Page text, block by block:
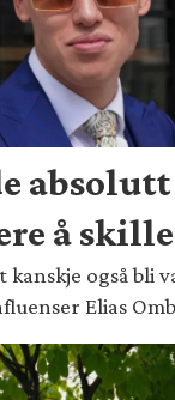
å skille
kanskje også bli
Elias